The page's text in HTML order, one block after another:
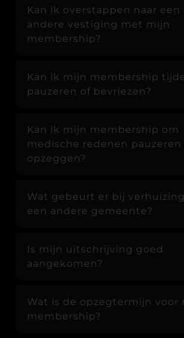
Kan ik overstappen naar een
andere vestiging met mijn
membership?
Kan ik mijn membership
pauzeren of bevriezen?
Kan ik mijn membership om
medische redenen pauzeren
opzeggen?
Wat gebeurt er bij
een andere gemeente?
Is mijn uitschrijving goed
aangekomen?
Wat is de opzegtermijn voor
membership?